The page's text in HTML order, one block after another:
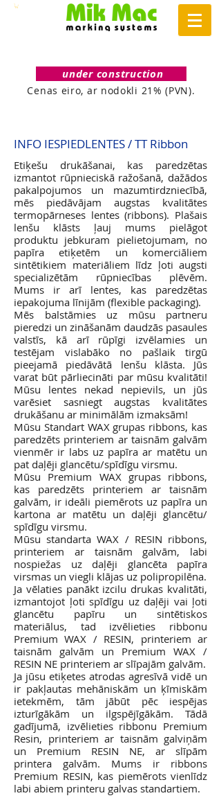
under construction
Cenas eiro, ar nodokli 21% (PVN).
Etiķešu drukāšanai, kas paredzētas
izmantot rūpnieciskā ražošanā, dažādos
pakalpojumos un mazumtirdzniecībā,
mēs piedāvājam augstas kvalitātes
termopārneses lentes (ribbons). Plašais
lenšu klāsts ļauj mums pielāgot
produktu jebkuram pielietojumam, no
papīra etiķetēm un komerciāliem
sintētikiem materiāliem līdz ļoti augsti
specializētām rūpniecības plēvēm.
Mums ir arī lentes, kas paredzētas
iepakojuma līnijām (flexible packaging).
Mēs balstāmies uz mūsu partneru
pieredzi un zināšanām daudzās pasaules
valstīs, kā arī rūpīgi izvēlamies un
testējam vislabāko no pašlaik tirgū
pieejamā piedāvātā lenšu klāsta. Jūs
varat būt pārliecināti par mūsu kvalitāti!
Mūsu lentes nekad nepievils, un jūs
varēsiet sasniegt augstas kvalitātes
drukāšanu ar minimālām izmaksām!
Mūsu Standart WAX grupas ribbons, kas
paredzēts printeriem ar taisnām galvām
vienmēr ir labs uz papīra ar matētu un
pat daļēji glancētu/spīdīgu virsmu.
Mūsu Premium WAX grupas ribbons,
kas paredzēts printeriem ar taisnām
galvām, ir ideāli piemērots uz papīra un
kartona ar matētu un daļēji glancētu/
spīdīgu virsmu.
Mūsu standarta WAX / RESIN ribbons,
printeriem ar taisnām galvām, labi
nospiežas uz daļēji glancēta papīra
virsmas un viegli klājas uz polipropilēna.
Ja vēlaties panākt izcilu drukas kvalitāti,
izmantojot ļoti spīdīgu uz daļēji vai ļoti
glancētu papīru un sintētiskos
materiālus, tad izvēlieties ribbonu
Premium WAX / RESIN, printeriem ar
taisnām galvām un Premium WAX /
RESIN NE printeriem ar slīpajām galvām.
Ja jūsu etiķetes atrodas agresīvā vidē un
ir pakļautas mehāniskām un ķīmiskām
ietekmēm, tām jābūt pēc iespējas
izturīgākām un ilgspējīgākām. Tādā
gadījumā, izvēlieties ribbonu Premium
Resin, printeriem ar taisnām galviņām
un Premium RESIN NE, ar slīpām
printera galvām. Mums ir ribbons
Premium RESIN, kas piemērots vienlīdz
labi abiem printeru galvas standartiem.
INFO IESPIEDLENTES / TT Ribbon